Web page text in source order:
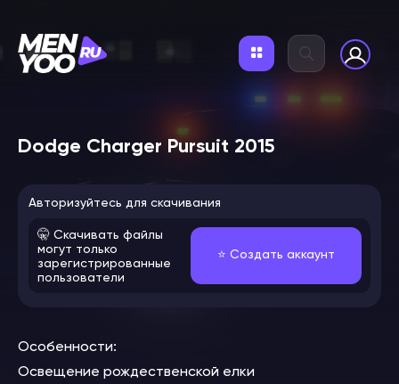
Dodge Charger Pursuit 2015
Авторизуйтесь для скачивания
🤫 Скачивать файлы
могут только
зарегистрированные
пользователи
⭐️ Создать аккаунт
Особенности:
Освещение рождественской елки